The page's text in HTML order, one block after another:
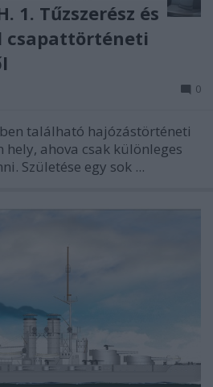
1. Tűzszerész és
csapattörténeti
0
található hajózástörténeti
ahova csak különleges
Születése egy sok ...